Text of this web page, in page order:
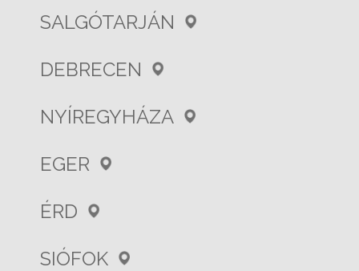
SALGÓTARJÁN
DEBRECEN
NYÍREGYHÁZA
EGER
ÉRD
SIÓFOK